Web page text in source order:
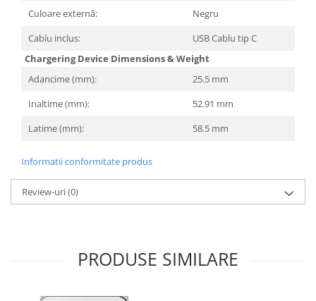
Culoare externă:
Negru
Cablu inclus:
USB Cablu tip C
Chargering Device Dimensions & Weight
Adancime (mm):
25.5 mm
Inaltime (mm):
52.91 mm
Latime (mm):
58.5 mm
Informatii conformitate produs
Review-uri(0)
PRODUSE SIMILARE